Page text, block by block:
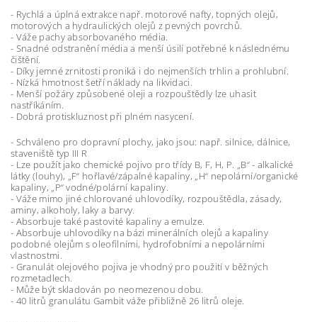
- Rychlá a úplná extrakce např. motorové nafty, topných olejů,
motorových a hydraulických olejů z pevných povrchů.
- Váže pachy absorbovaného média.
- Snadné odstranění média a menší úsilí potřebné k následnému
čištění.
- Díky jemné zrnitosti proniká i do nejmenších trhlin a prohlubní.
- Nízká hmotnost šetří náklady na likvidaci.
- Menší požáry způsobené oleji a rozpouštědly lze uhasit
nastříkáním.
- Dobrá protiskluznost při plném nasycení.
- Schváleno pro dopravní plochy, jako jsou: např. silnice, dálnice,
staveniště typ III R
- Lze použít jako chemické pojivo pro třídy B, F, H, P. „B“ - alkalické
látky (louhy), „F“ hořlavé/zápalné kapaliny, „H“ nepolární/organické
kapaliny, „P“ vodné/polární kapaliny.
- Váže mimo jiné chlorované uhlovodíky, rozpouštědla, zásady,
aminy, alkoholy, laky a barvy.
- Absorbuje také pastovité kapaliny a emulze.
- Absorbuje uhlovodíky na bázi minerálních olejů a kapaliny
podobné olejům s oleofilními, hydrofobními a nepolárními
vlastnostmi.
- Granulát olejového pojiva je vhodný pro použití v běžných
rozmetadlech.
- Může být skladován po neomezenou dobu.
- 40 litrů granulátu Gambit váže přibližně 26 litrů oleje.